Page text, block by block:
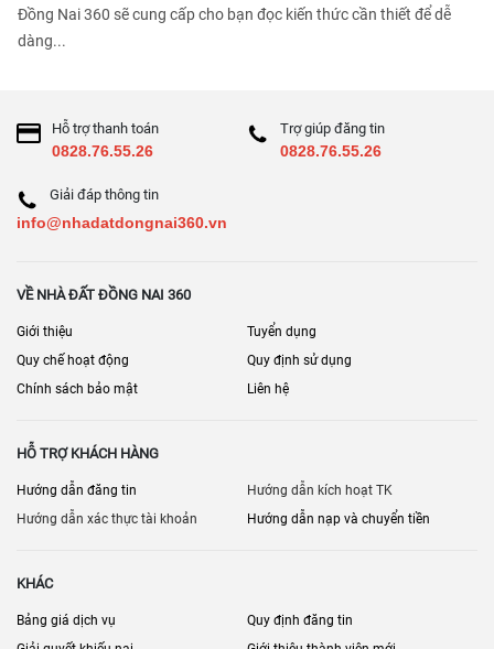
Đồng Nai 360 sẽ cung cấp cho bạn đọc kiến thức cần thiết để dễ
dàng...
Hỗ trợ thanh toán
0828.76.55.26
Trợ giúp đăng tin
0828.76.55.26
Giải đáp thông tin
info@nhadatdongnai360.vn
VỀ NHÀ ĐẤT ĐỒNG NAI 360
Giới thiệu
Tuyển dụng
Quy chế hoạt động
Quy định sử dụng
Chính sách bảo mật
Liên hệ
HỖ TRỢ KHÁCH HÀNG
Hướng dẫn đăng tin
Hướng dẫn kích hoạt TK
Hướng dẫn xác thực tài khoản
Hướng dẫn nạp và chuyển tiền
KHÁC
Bảng giá dịch vụ
Quy định đăng tin